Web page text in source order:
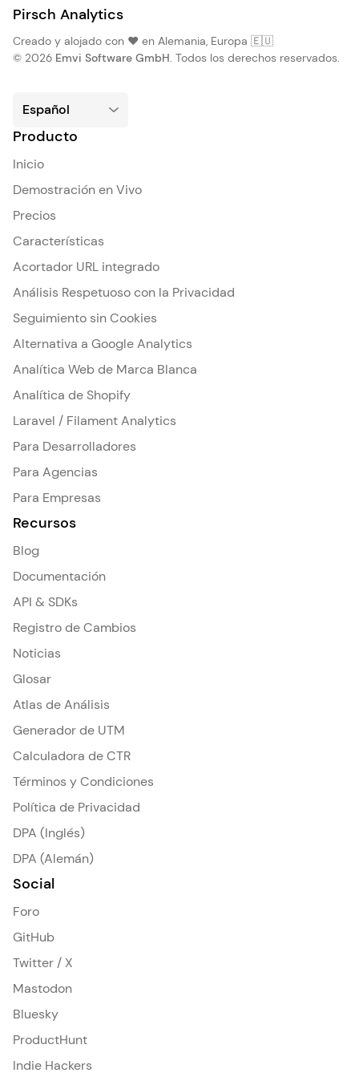
Pirsch Analytics
Creado y alojado con ❤️ en Alemania, Europa 🇪🇺
© 2026 Emvi Software GmbH. Todos los derechos reservados.
Producto
Inicio
Demostración en Vivo
Precios
Características
Acortador URL integrado
Análisis Respetuoso con la Privacidad
Seguimiento sin Cookies
Alternativa a Google Analytics
Analítica Web de Marca Blanca
Analítica de Shopify
Laravel / Filament Analytics
Para Desarrolladores
Para Agencias
Para Empresas
Recursos
Blog
Documentación
API & SDKs
Registro de Cambios
Noticias
Glosar
Atlas de Análisis
Generador de UTM
Calculadora de CTR
Términos y Condiciones
Política de Privacidad
DPA (Inglés)
DPA (Alemán)
Social
Foro
GitHub
Twitter / X
Mastodon
Bluesky
ProductHunt
Indie Hackers